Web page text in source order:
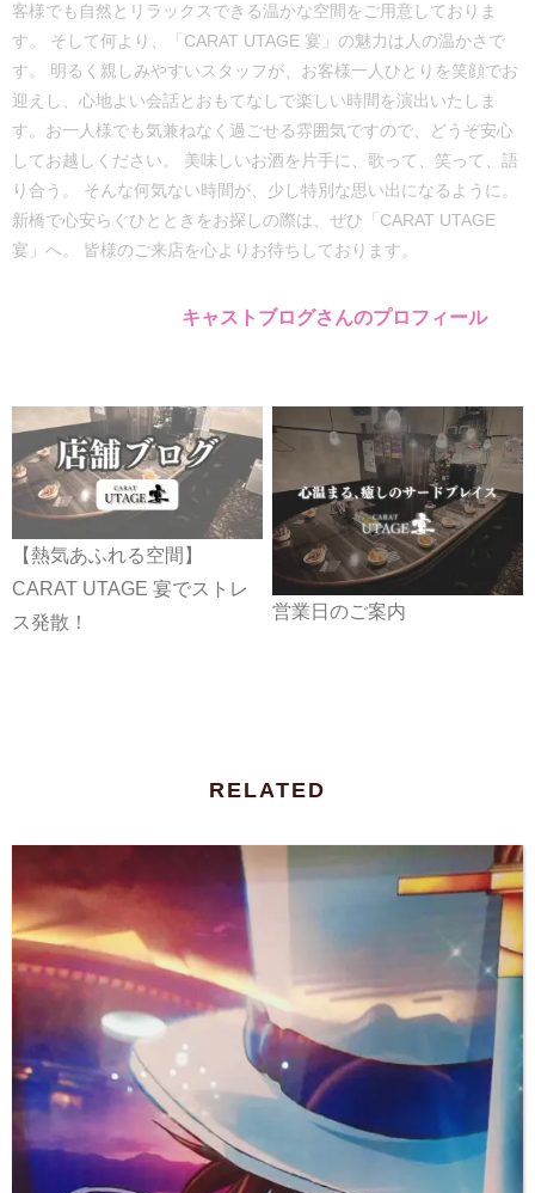
客様でも自然とリラックスできる温かな空間をご用意しておりま
す。 そして何より、「CARAT UTAGE 宴」の魅力は人の温かさで
す。 明るく親しみやすいスタッフが、お客様一人ひとりを笑顔でお
迎えし、心地よい会話とおもてなしで楽しい時間を演出いたしま
す。お一人様でも気兼ねなく過ごせる雰囲気ですので、どうぞ安心
してお越しください。 美味しいお酒を片手に、歌って、笑って、語
り合う。 そんな何気ない時間が、少し特別な思い出になるように。
新橋で心安らぐひとときをお探しの際は、ぜひ「CARAT UTAGE
宴」へ。 皆様のご来店を心よりお待ちしております。
キャストブログさんのプロフィール
【熱気あふれる空間】
CARAT UTAGE 宴でストレ
ス発散！
営業日のご案内
RELATED